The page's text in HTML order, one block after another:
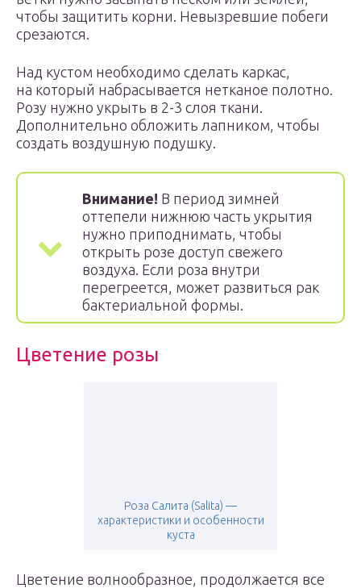
чтобы защитить корни. Невызревшие побеги
срезаются.
Над кустом необходимо сделать каркас,
на который набрасывается нетканое полотно.
Розу нужно укрыть в 2-3 слоя ткани.
Дополнительно обложить лапником, чтобы
создать воздушную подушку.
Внимание! В период зимней
оттепели нижнюю часть укрытия
нужно приподнимать, чтобы
открыть розе доступ свежего
воздуха. Если роза внутри
перегреется, может развиться рак
бактериальной формы.
Цветение розы
Роза Салита (Salita) —
характеристики и особенности
куста
Цветение волнообразное, продолжается все